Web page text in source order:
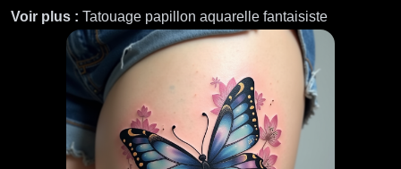
Voir plus : Tatouage papillon aquarelle fantaisiste